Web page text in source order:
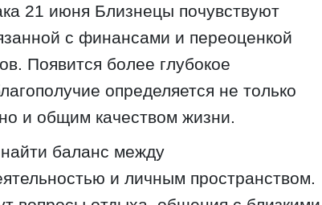
21 июня Близнецы почувствуют
с финансами и переоценкой
Появится более глубокое
определяется не только
и общим качеством жизни.
баланс между
и личным пространством.